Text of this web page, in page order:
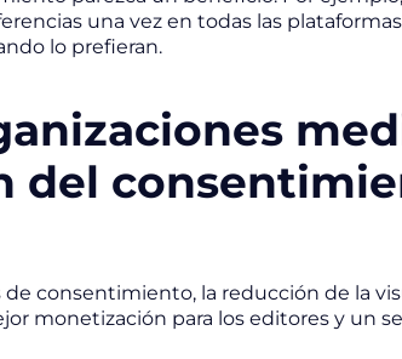
una vez en todas las
lo prefieran.
del
consentimiento, la reducción de la
monetización para los editores y un